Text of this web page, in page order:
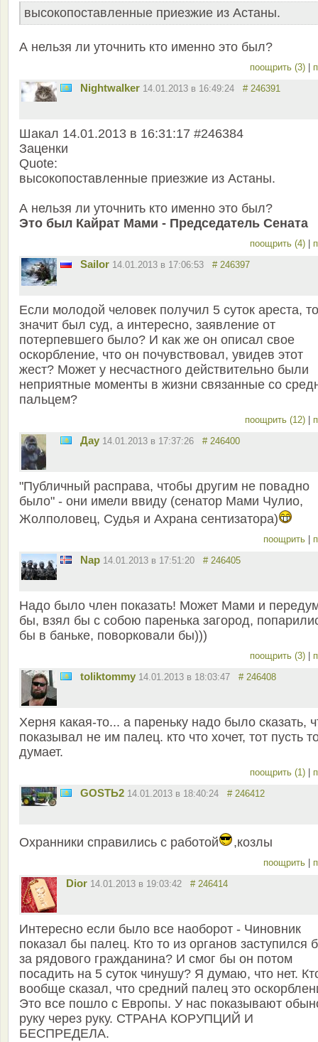
высокопоставленные приезжие из Астаны.
А нельзя ли уточнить кто именно это был?
поощрить (3)
Nightwalker 14.01.2013 в 16:49:24 # 246391
Шакал 14.01.2013 в 16:31:17 #246384
Заценки
Quote:
высокопоставленные приезжие из Астаны.
А нельзя ли уточнить кто именно это был?
Это был Кайрат Мами - Председатель Сената
поощрить (4)
Sailor 14.01.2013 в 17:06:53 # 246397
Если молодой человек получил 5 суток ареста, то
значит был суд, а интересно, заявление от
потерпевшего было? И как же он описал свое
оскорбление, что он почувствовал, увидев этот
жест? Может у несчастного действительно были
неприятные моменты в жизни связанные со
пальцем?
поощрить (12)
Дау 14.01.2013 в 17:37:26 # 246400
"Публичный расправа, чтобы другим не повадно
было" - они имели ввиду (сенатор Мами Чулио,
Жолполовец, Судья и Ахрана сентизатора)
поощрить
Nap 14.01.2013 в 17:51:20 # 246405
Надо было член показать! Может Мами и
бы, взял бы с собою паренька загород,
бы в баньке, поворковали бы)))
поощрить (3)
toliktommy 14.01.2013 в 18:03:47 # 246408
Херня какая-то... а пареньку надо было сказать,
показывал не им палец. кто что хочет, тот пусть
думает.
поощрить (1)
GOSTЬ2 14.01.2013 в 18:40:24 # 246412
Охранники справились с работой ,козлы
поощрить
Dior 14.01.2013 в 19:03:42 # 246414
Интересно если было все наоборот - Чиновник
показал бы палец. Кто то из органов заступился
за рядового гражданина? И смог бы он потом
посадить на 5 суток чинушу? Я думаю, что нет.
вообще сказал, что средний палец это
Это все пошло с Европы. У нас показывают
руку через руку. СТРАНА КОРУПЦИЙ И
БЕСПРЕДЕЛА.